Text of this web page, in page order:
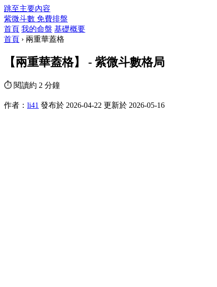
跳至主要內容
紫微斗數 免費排盤
首頁 我的命盤 基礎概要
首頁 › 兩重華蓋格
【兩重華蓋格】 - 紫微斗數格局
⏱ 閱讀約 2 分鐘
作者： li41 發布於 2026-04-22 更新於 2026-05-16